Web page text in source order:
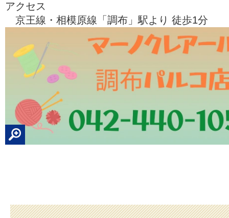
アクセス
京王線・相模原線「調布」駅より 徒歩1分